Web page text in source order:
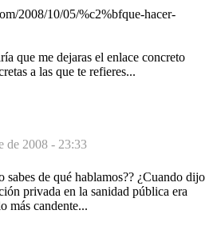
2008/10/05/%c2%bfque-hacer-
que me dejaras el enlace concreto
a las que te refieres...
de 2008 - 23:33
sabes de qué hablamos?? ¿Cuando dijo
privada en la sanidad pública era
más candente...